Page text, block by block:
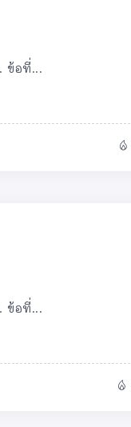
ข้อที่...
ข้อที่...